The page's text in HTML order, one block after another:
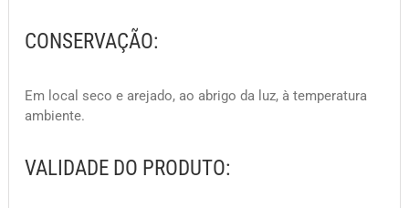
CONSERVAÇÃO:
Em local seco e arejado, ao abrigo da luz, à temperatura
ambiente.
VALIDADE DO PRODUTO: